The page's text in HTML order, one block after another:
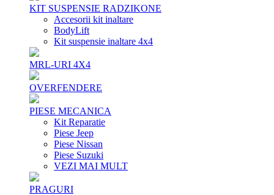
KIT SUSPENSIE RADZIKONE
Accesorii kit inaltare
BodyLift
Kit suspensie inaltare 4x4
MRL-URI 4X4
OVERFENDERE
PIESE MECANICA
Kit Reparatie
Piese Jeep
Piese Nissan
Piese Suzuki
VEZI MAI MULT
PRAGURI